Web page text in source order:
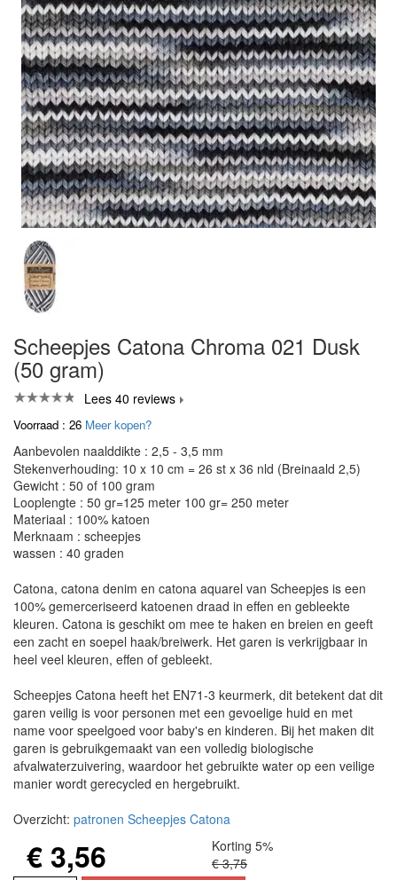
Scheepjes Catona Chroma 021 Dusk
(50 gram)
Lees 40 reviews
Voorraad : 26 Meer kopen?
Aanbevolen naalddikte : 2,5 - 3,5 mm
Stekenverhouding: 10 x 10 cm = 26 st x 36 nld (Breinaald 2,5)
Gewicht : 50 of 100 gram
Looplengte : 50 gr=125 meter 100 gr= 250 meter
Materiaal : 100% katoen
Merknaam : scheepjes
wassen : 40 graden
Catona, catona denim en catona aquarel van Scheepjes is een
100% gemerceriseerd katoenen draad in effen en gebleekte
kleuren. Catona is geschikt om mee te haken en breien en geeft
een zacht en soepel haak/breiwerk. Het garen is verkrijgbaar in
heel veel kleuren, effen of gebleekt.
Scheepjes Catona heeft het EN71-3 keurmerk, dit betekent dat dit
garen veilig is voor personen met een gevoelige huid en met
name voor speelgoed voor baby's en kinderen. Bij het maken dit
garen is gebruikgemaakt van een volledig biologische
afvalwaterzuivering, waardoor het gebruikte water op een veilige
manier wordt gerecycled en hergebruikt.
Overzicht: patronen Scheepjes Catona
€ 3,56
Korting 5%
€ 3,75